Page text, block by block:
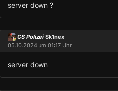
server down ?
CS Polizei Sk1nex
05.10.2024 um 01:17 Uhr
server down